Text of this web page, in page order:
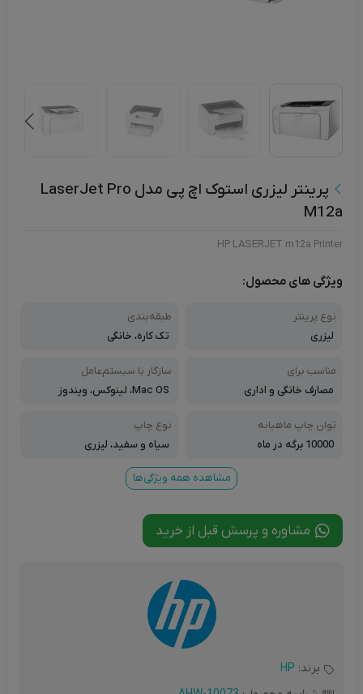
پرینتر لیزری استوک اچ پی مدل LaserJet Pro
M12a
HP LASERJET m12a Printer
ویژگی های محصول:
نوع پرینتر
لیزری
طبقه‌بندی
تک کاره، خانگی
مناسب برای
مصارف خانگی و اداری
سازگار با سیستم‌عامل‌
Mac OS، لینوکس، ویندوز
توان چاپ ماهیانه
10000 برگه در ماه
نوع چاپ
سیاه و سفید، لیزری
مشاهده همه ویژگی‌ها
مشاوره و پرسش قبل از خرید
برند: HP